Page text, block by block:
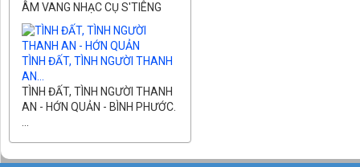
ÂM VANG NHẠC CỤ S'TIÊNG
TÌNH ĐẤT, TÌNH NGƯỜI THANH
AN...
TÌNH ĐẤT, TÌNH NGƯỜI THANH
AN - HỚN QUẢN - BÌNH PHƯỚC.
...